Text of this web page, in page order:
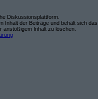
Diskussionsplattform.
Inhalt der Beiträge und behält sich das
anstößigem Inhalt zu löschen.